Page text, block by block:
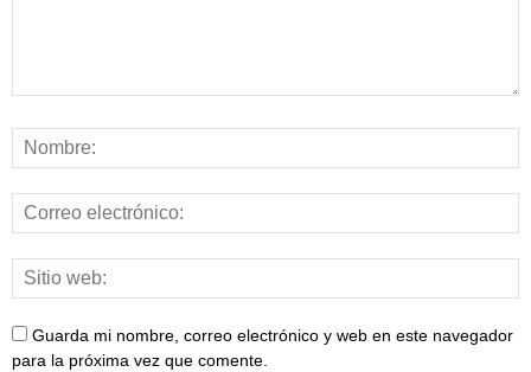
Guarda mi nombre, correo electrónico y web en este navegador
para la próxima vez que comente.